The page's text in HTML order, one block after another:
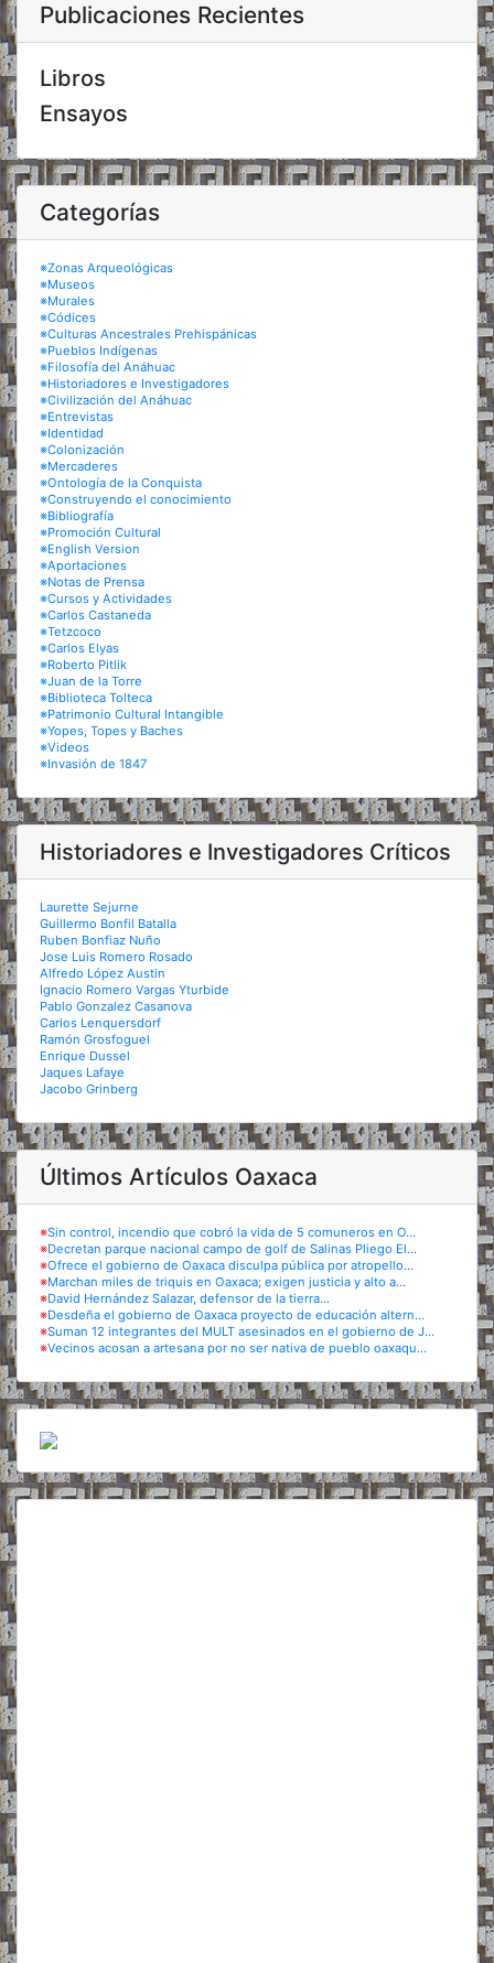
Publicaciones Recientes
Libros
Ensayos
Categorías
※Zonas Arqueológicas
※Museos
※Murales
※Códices
※Culturas Ancestrales Prehispánicas
※Pueblos Indígenas
※Filosofía del Anáhuac
※Historiadores e Investigadores
※Civilización del Anáhuac
※Entrevistas
※Identidad
※Colonización
※Mercaderes
※Ontología de la Conquista
※Construyendo el conocimiento
※Bibliografía
※Promoción Cultural
※English Version
※Aportaciones
※Notas de Prensa
※Cursos y Actividades
※Carlos Castaneda
※Tetzcoco
※Carlos Elyas
※Roberto Pitlik
※Juan de la Torre
※Biblioteca Tolteca
※Patrimonio Cultural Intangible
※Yopes, Topes y Baches
※Videos
※Invasión de 1847
Historiadores e Investigadores Críticos
Laurette Sejurne
Guillermo Bonfil Batalla
Ruben Bonfiaz Nuño
Jose Luis Romero Rosado
Alfredo López Austin
Ignacio Romero Vargas Yturbide
Pablo Gonzalez Casanova
Carlos Lenquersdorf
Ramón Grosfoguel
Enrique Dussel
Jaques Lafaye
Jacobo Grinberg
Últimos Artículos Oaxaca
※Sin control, incendio que cobró la vida de 5 comuneros en O...
※Decretan parque nacional campo de golf de Salinas Pliego El...
※Ofrece el gobierno de Oaxaca disculpa pública por atropello...
※Marchan miles de triquis en Oaxaca; exigen justicia y alto a...
※David Hernández Salazar, defensor de la tierra...
※Desdeña el gobierno de Oaxaca proyecto de educación altern...
※Suman 12 integrantes del MULT asesinados en el gobierno de J...
※Vecinos acosan a artesana por no ser nativa de pueblo oaxaqu...